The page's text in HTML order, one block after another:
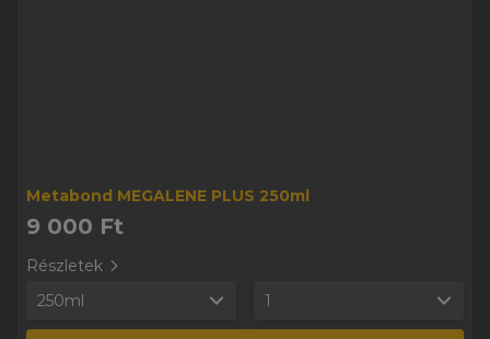
Metabond MEGALENE PLUS 250ml
9 000 Ft
Részletek
250ml
1